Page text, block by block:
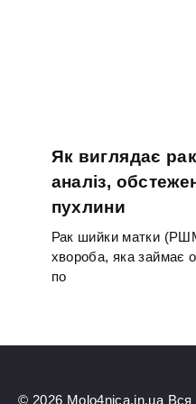
Як виглядає
аналіз,
пухлини
Рак шийки матки
хвороба, яка займає
по
© 2026 Molo4nica.in.ua Вся